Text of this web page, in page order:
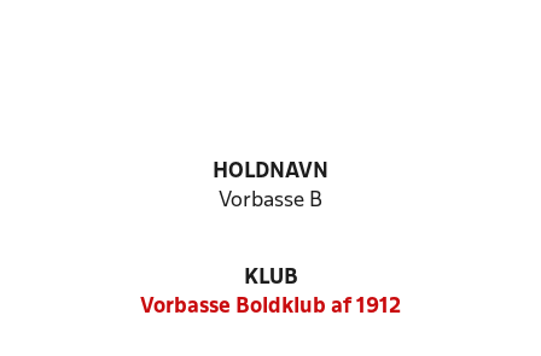
HOLDNAVN
Vorbasse B
KLUB
Vorbasse Boldklub af 1912